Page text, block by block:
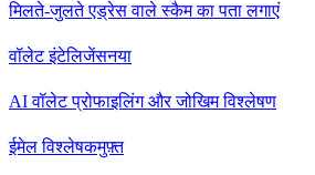
मिलते-जुलते एड्रेस वाले स्कैम का पता लगाएं
वॉलेट इंटेलिजेंसनया
AI वॉलेट प्रोफाइलिंग और जोखिम विश्लेषण
ईमेल विश्लेषकमुफ़्त